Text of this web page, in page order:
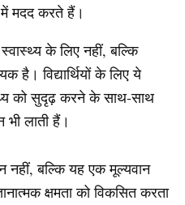
मदद करते हैं।
के लिए नहीं, बल्कि
है। विद्यार्थियों के लिए ये
को सुदृढ़ करने के साथ-साथ
लाती हैं।
बल्कि यह एक मूल्यवान
क्षमता को विकसित करता